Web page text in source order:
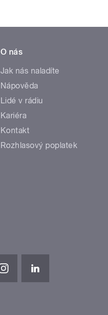
O nás
Jak nás naladíte
Nápověda
Lidé v rádiu
Kariéra
Kontakt
Rozhlasový poplatek